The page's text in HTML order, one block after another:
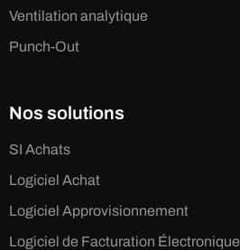
Ventilation analytique
Punch-Out
Nos solutions
SI Achats
Logiciel Achat
Logiciel Approvisionnement
Logiciel de Facturation Électronique